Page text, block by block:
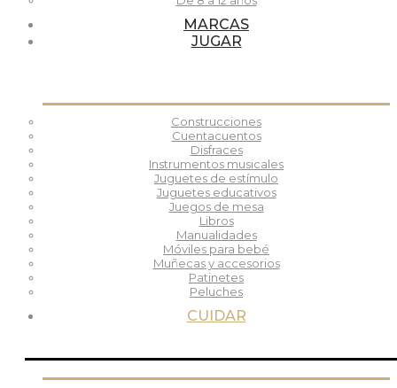
MARCAS
JUGAR
Construcciones
Cuentacuentos
Disfraces
Instrumentos musicales
Juguetes de estímulo
Juguetes educativos
Juegos de mesa
Libros
Manualidades
Móviles para bebé
Muñecas y accesorios
Patinetes
Peluches
CUIDAR